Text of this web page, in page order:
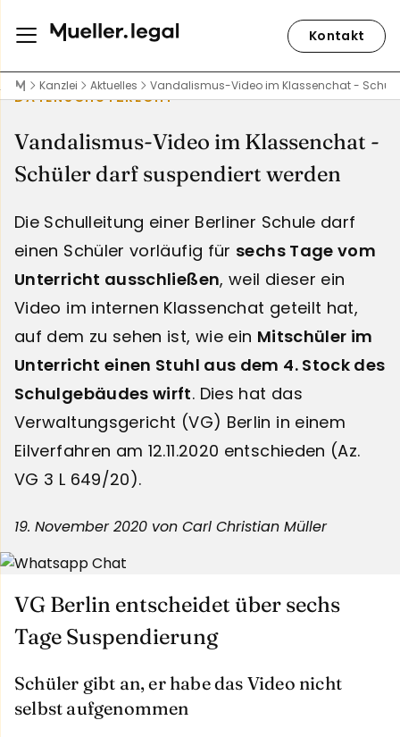
Kontakt
Kanzlei Aktuelles Vandalismus-Video im Klassenchat -
DATENSCHUTZRECHT
Vandalismus-Video im Klassenchat -
Schüler darf suspendiert werden
Die Schulleitung einer Berliner Schule darf
einen Schüler vorläufig für sechs Tage vom
Unterricht ausschließen, weil dieser ein
Video im internen Klassenchat geteilt hat,
auf dem zu sehen ist, wie ein Mitschüler im
Unterricht einen Stuhl aus dem 4. Stock des
Schulgebäudes wirft. Dies hat das
Verwaltungsgericht (VG) Berlin in einem
Eilverfahren am 12.11.2020 entschieden (Az.
VG 3 L 649/20).
19. November 2020 von Carl Christian Müller
VG Berlin entscheidet über sechs
Tage Suspendierung
Schüler gibt an, er habe das Video nicht
selbst aufgenommen